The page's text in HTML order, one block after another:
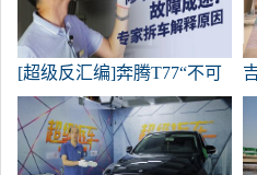
[超级反汇编]奔腾T77“不可
修复”不会变得混乱？专家
拆车解释原因！